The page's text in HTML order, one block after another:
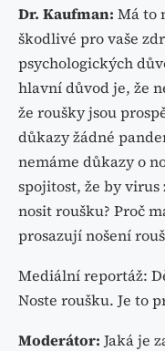
Dr. Kaufman: Má to
škodlivé pro vaše
psychologických
hlavní důvod je, že
že roušky jsou
důkazy žádné
nemáme důkazy o
spojitost, že by virus
nosit roušku? Proč
prosazují nošení
Mediální reportáž:
Noste roušku. Je to
Moderátor: Jaká je